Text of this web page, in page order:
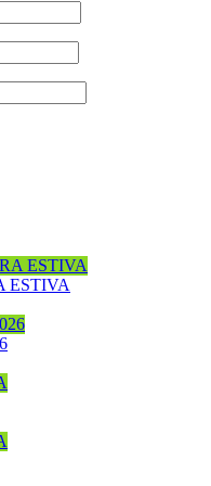
ESTIVA